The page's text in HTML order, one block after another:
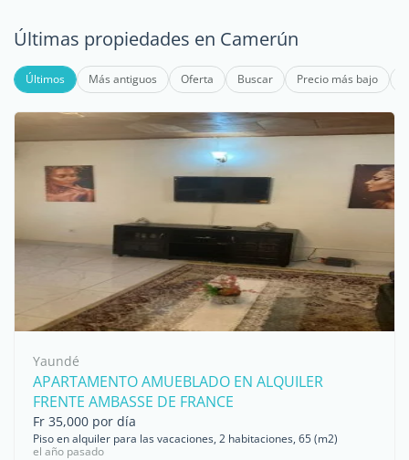
Últimas propiedades en Camerún
Últimos Más antiguos Oferta Buscar Precio más bajo
Yaundé
APARTAMENTO AMUEBLADO EN ALQUILER
FRENTE AMBASSE DE FRANCE
Fr 35,000 por día
Piso en alquiler para las vacaciones, 2 habitaciones, 65 (m2)
el año pasado